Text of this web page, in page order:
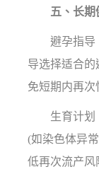
五、长期
避孕指导：
导选择适合
免短期内再次
生育计划：
(如染色体异
低再次流产风